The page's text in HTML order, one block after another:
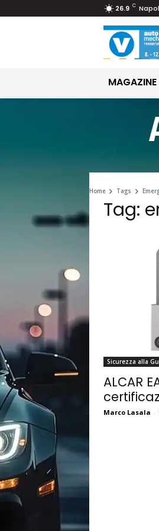
26.9 C
MAGAZINE
Home Tags
Tag:
Sicurezza alla
ALCAR
Marco Lasala -